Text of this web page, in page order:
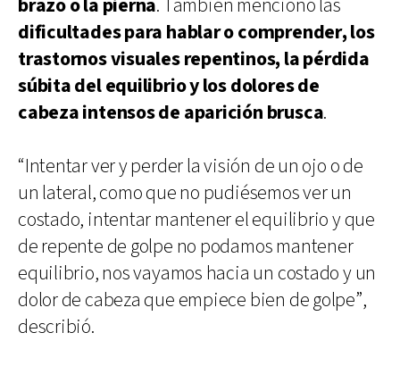
brazo o la pierna. También mencionó las
dificultades para hablar o comprender, los
trastornos visuales repentinos, la pérdida
súbita del equilibrio y los dolores de
cabeza intensos de aparición brusca.
“Intentar ver y perder la visión de un ojo o de
un lateral, como que no pudiésemos ver un
costado, intentar mantener el equilibrio y que
de repente de golpe no podamos mantener
equilibrio, nos vayamos hacia un costado y un
dolor de cabeza que empiece bien de golpe”,
describió.